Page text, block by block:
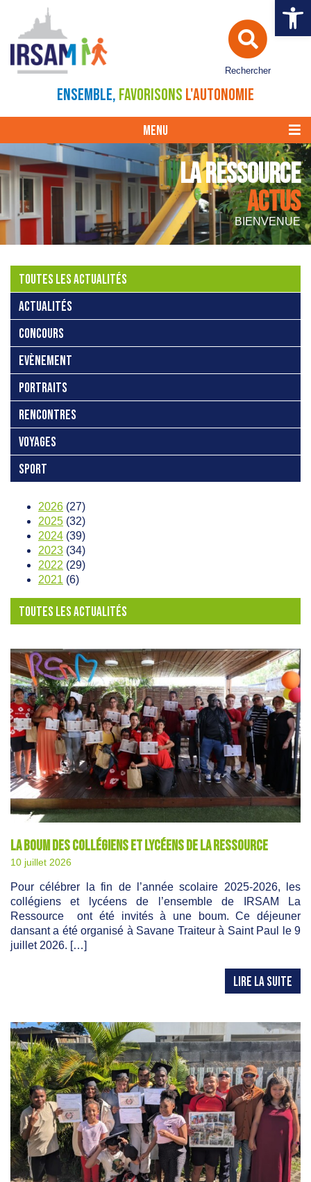
Ouvrir
Rechercher
ENSEMBLE, FAVORISONS L'AUTONOMIE
MENU
LA RESSOURCE
ACTUS
BIENVENUE
TOUTES LES ACTUALITÉS
ACTUALITÉS
CONCOURS
EVÈNEMENT
PORTRAITS
RENCONTRES
VOYAGES
SPORT
2026 (27)
2025 (32)
2024 (39)
2023 (34)
2022 (29)
2021 (6)
TOUTES LES ACTUALITÉS
La boum des collégiens et lycéens de La Ressource
10 juillet 2026
Pour célébrer la fin de l’année scolaire 2025-2026, les
collégiens et lycéens de l’ensemble de IRSAM La
Ressource ont été invités à une boum. Ce déjeuner
dansant a été organisé à Savane Traiteur à Saint Paul le 9
juillet 2026. […]
LIRE LA SUITE